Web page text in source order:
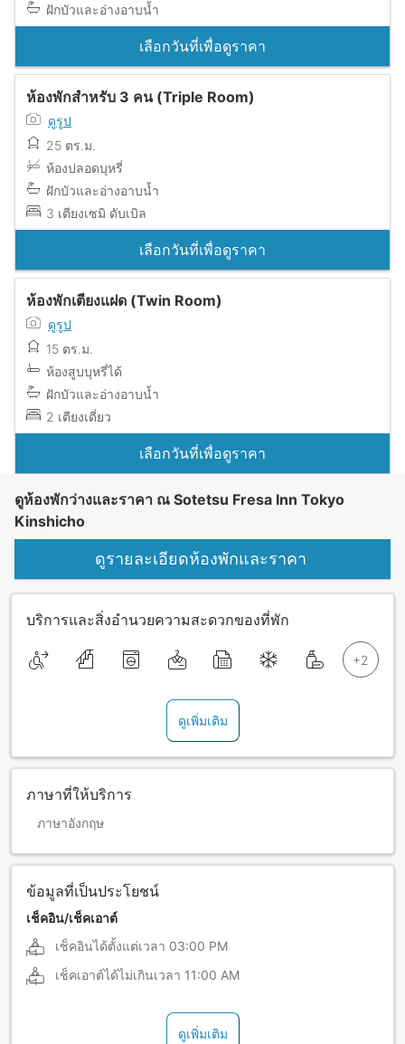
ฝักบัวและอ่างอาบน้ำ
เลือกวันที่เพื่อดูราคา
ห้องพักสำหรับ 3 คน (Triple Room)
ดูรูป
25 ตร.ม.
ห้องปลอดบุหรี่
ฝักบัวและอ่างอาบน้ำ
3 เตียงเซมิ ดับเบิล
เลือกวันที่เพื่อดูราคา
ห้องพักเตียงแฝด (Twin Room)
ดูรูป
15 ตร.ม.
ห้องสูบบุหรี่ได้
ฝักบัวและอ่างอาบน้ำ
2 เตียงเดี่ยว
เลือกวันที่เพื่อดูราคา
ดูห้องพักว่างและราคา ณ Sotetsu Fresa Inn Tokyo
Kinshicho
ดูรายละเอียดห้องพักและราคา
บริการและสิ่งอำนวยความสะดวกของที่พัก
ดูเพิ่มเติม
ภาษาที่ให้บริการ
ภาษาอังกฤษ
ข้อมูลที่เป็นประโยชน์
เช็คอิน/เช็คเอาต์
เช็คอินได้ตั้งแต่เวลา 03:00 PM
เช็คเอาต์ได้ไม่เกินเวลา 11:00 AM
ดูเพิ่มเติม